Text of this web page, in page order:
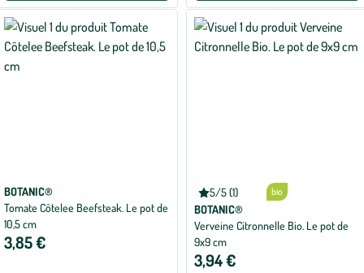
BOTANIC®
Tomate Côtelee Beefsteak. Le pot de
10,5 cm
3,85 €
5/5 (1)
Note
moyenne
de
5
sur
5
avec
bio
BOTANIC®
Verveine Citronnelle Bio. Le pot de
9x9 cm
3,94 €